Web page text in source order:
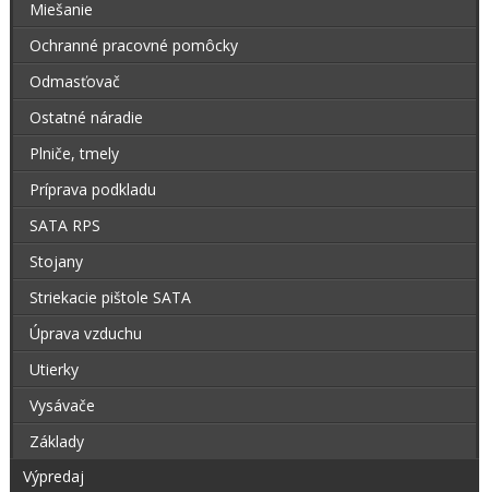
Miešanie
Ochranné pracovné pomôcky
Odmasťovač
Ostatné náradie
Plniče, tmely
Príprava podkladu
SATA RPS
Stojany
Striekacie pištole SATA
Úprava vzduchu
Utierky
Vysávače
Základy
Výpredaj